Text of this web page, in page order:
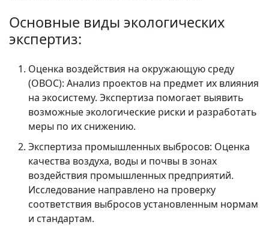
Основные виды экологических
экспертиз:
Оценка воздействия на окружающую среду
(ОВОС): Анализ проектов на предмет их влияния
на экосистему. Экспертиза помогает выявить
возможные экологические риски и разработать
меры по их снижению.
Экспертиза промышленных выбросов: Оценка
качества воздуха, воды и почвы в зонах
воздействия промышленных предприятий.
Исследование направлено на проверку
соответствия выбросов установленным нормам
и стандартам.